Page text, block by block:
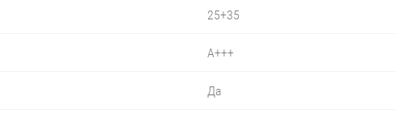
25+35
A+++
Да